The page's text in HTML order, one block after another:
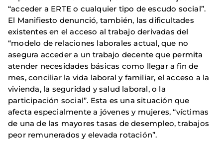
“acceder a ERTE o cualquier tipo de escudo social”.
El Manifiesto denunció, también, las dificultades
existentes en el acceso al trabajo derivadas del
“modelo de relaciones laborales actual, que no
asegura acceder a un trabajo decente que permita
atender necesidades básicas como llegar a fin de
mes, conciliar la vida laboral y familiar, el acceso a la
vivienda, la seguridad y salud laboral, o la
participación social”. Esta es una situación que
afecta especialmente a jóvenes y mujeres, “víctimas
de una de las mayores tasas de desempleo, trabajos
peor remunerados y elevada rotación”.